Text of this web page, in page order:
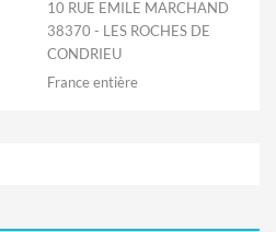
10 RUE EMILE MARCHAND
38370 - LES ROCHES DE
CONDRIEU